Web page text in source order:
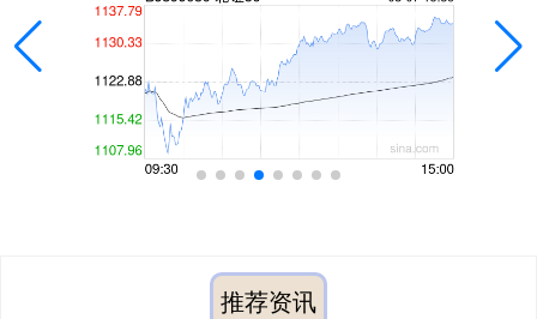
推荐资讯